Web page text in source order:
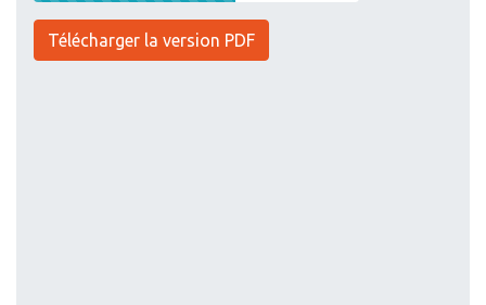
Télécharger la version PDF